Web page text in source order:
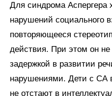
Для синдрома Аспергера
нарушений социального
повторяющееся
действия. При этом он не
задержкой в развитии
нарушениями. Дети с СА
не отстают в